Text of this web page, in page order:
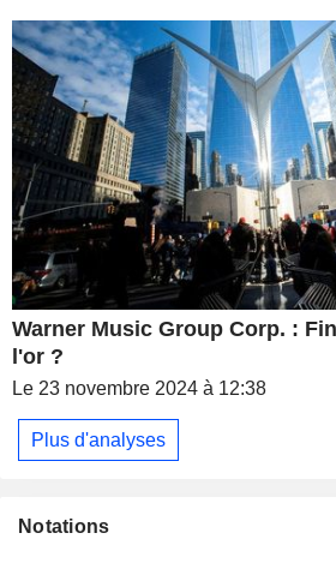
Warner Music Group Corp. :
l'or ?
Le 23 novembre 2024 à 12:38
Plus d'analyses
Notations